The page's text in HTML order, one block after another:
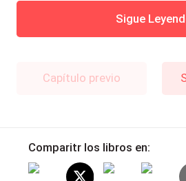
Sigue
Capítulo previo
Comparitr los libros en: